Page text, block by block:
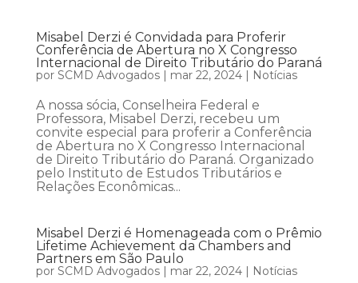
Misabel Derzi é Convidada para Proferir
Conferência de Abertura no X Congresso
Internacional de Direito Tributário do Paraná
por SCMD Advogados| mar 22, 2024| Notícias
A nossa sócia, Conselheira Federal e
Professora, Misabel Derzi, recebeu um
convite especial para proferir a Conferência
de Abertura no X Congresso Internacional
de Direito Tributário do Paraná. Organizado
pelo Instituto de Estudos Tributários e
Relações Econômicas...
Misabel Derzi é Homenageada com o Prêmio
Lifetime Achievement da Chambers and
Partners em São Paulo
por SCMD Advogados| mar 22, 2024| Notícias